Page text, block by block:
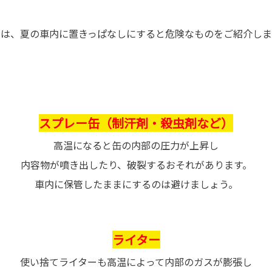
、夏の車内に置きっぱなしにすると危険なものをご紹介し
スプレー缶（制汗剤・殺虫剤など）
高温になると缶の内部の圧力が上昇し
内容物が噴き出したり、破裂するおそれがあります。
車内に保管したままにするのは避けましょう。
ライター
使い捨てライターも高温によって内部のガスが膨張し